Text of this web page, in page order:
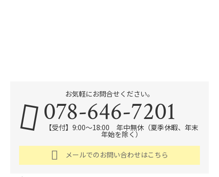
お気軽にお問合せください。
078-646-7201
【受付】9:00～18:00 年中無休（夏季休暇、年末
年始を除く）
メールでのお問い合わせはこちら